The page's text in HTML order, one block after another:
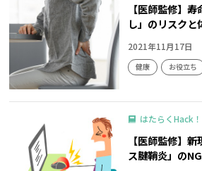
【医師監修】
し」のリスクと
2021年11月17日
健康 お役立ち
はたらくHack！
【医師監修】
ス腱鞘炎」の